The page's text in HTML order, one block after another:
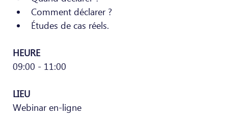
Comment déclarer ?
Études de cas réels.
HEURE
09:00 - 11:00
LIEU
Webinar en-ligne